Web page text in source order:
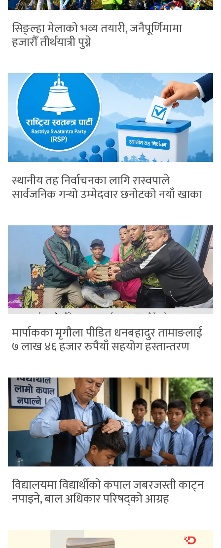
सिङ्ल्हा मेलाको भव्य तयारी, जनैपूर्णिमामा
हजारौँ तीर्थयात्री पुग्ने
स्थानीय तह निर्वाचनका लागि रास्वपाले
सार्वजनिक गर्‍यो उम्मेदवार छनोटको नयाँ खाका
मार्पाकका मृगौला पीडित धनबहादुर तामाङलाई
७ लाख ४६ हजार रुपैयाँ सहयोग हस्तान्तरण
विद्यालयमा विद्यार्थीको कपाल जबरजस्ती काट्न
नपाइने, बाल अधिकार परिषद्को आग्रह